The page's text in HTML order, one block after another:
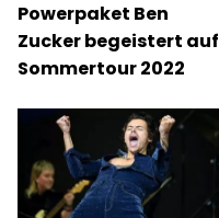
Powerpaket Ben
Zucker begeistert auf
Sommertour 2022